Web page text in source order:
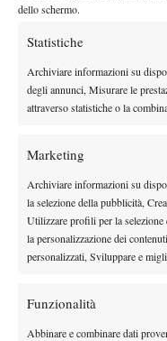
dello schermo.
Statistiche
Archiviare informazioni su
degli annunci, Misurare le
attraverso statistiche o la
Marketing
Archiviare informazioni su
la selezione della pubblicità,
Utilizzare profili per la
la personalizzazione dei
personalizzati, Sviluppare e
Funzionalità
Abbinare e combinare dati